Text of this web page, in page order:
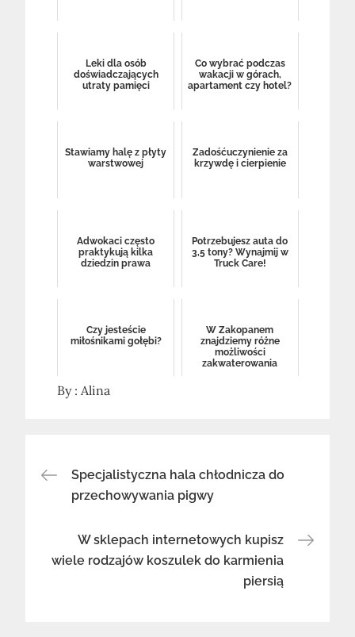
Leki dla osób
doświadczających
utraty pamięci
Co wybrać podczas
wakacji w górach,
apartament czy hotel?
Stawiamy halę z płyty
warstwowej
Zadośćuczynienie za
krzywdę i cierpienie
Adwokaci często
praktykują kilka
dziedzin prawa
Potrzebujesz auta do
3,5 tony? Wynajmij w
Truck Care!
Czy jesteście
miłośnikami gołębi?
W Zakopanem
znajdziemy różne
możliwości
zakwaterowania
By : Alina
Nawigacja
wpisu
Specjalistyczna hala chłodnicza do
przechowywania pigwy
W sklepach internetowych kupisz
wiele rodzajów koszulek do karmienia
piersią